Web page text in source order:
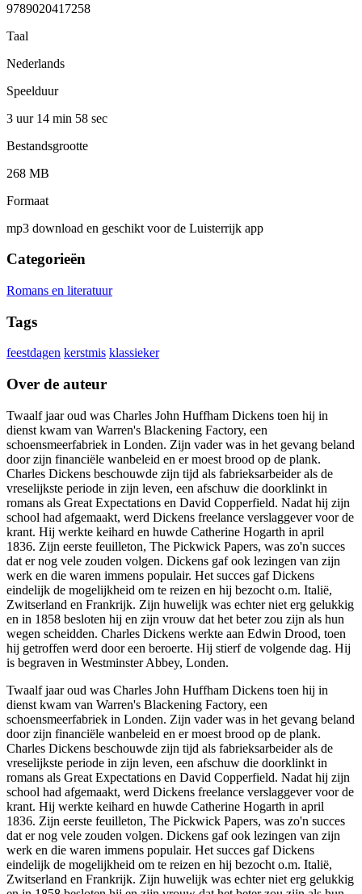
9789020417258
Taal
Nederlands
Speelduur
3 uur 14 min 58 sec
Bestandsgrootte
268 MB
Formaat
mp3 download en geschikt voor de Luisterrijk app
Categorieën
Romans en literatuur
Tags
feestdagen kerstmis klassieker
Over de auteur
Twaalf jaar oud was Charles John Huffham Dickens toen hij in
dienst kwam van Warren's Blackening Factory, een
schoensmeerfabriek in Londen. Zijn vader was in het gevang beland
door zijn financiële wanbeleid en er moest brood op de plank.
Charles Dickens beschouwde zijn tijd als fabrieksarbeider als de
vreselijkste periode in zijn leven, een afschuw die doorklinkt in
romans als Great Expectations en David Copperfield. Nadat hij zijn
school had afgemaakt, werd Dickens freelance verslaggever voor de
krant. Hij werkte keihard en huwde Catherine Hogarth in april
1836. Zijn eerste feuilleton, The Pickwick Papers, was zo'n succes
dat er nog vele zouden volgen. Dickens gaf ook lezingen van zijn
werk en die waren immens populair. Het succes gaf Dickens
eindelijk de mogelijkheid om te reizen en hij bezocht o.m. Italië,
Zwitserland en Frankrijk. Zijn huwelijk was echter niet erg gelukkig
en in 1858 besloten hij en zijn vrouw dat het beter zou zijn als hun
wegen scheidden. Charles Dickens werkte aan Edwin Drood, toen
hij getroffen werd door een beroerte. Hij stierf de volgende dag. Hij
is begraven in Westminster Abbey, Londen.
Twaalf jaar oud was Charles John Huffham Dickens toen hij in
dienst kwam van Warren's Blackening Factory, een
schoensmeerfabriek in Londen. Zijn vader was in het gevang beland
door zijn financiële wanbeleid en er moest brood op de plank.
Charles Dickens beschouwde zijn tijd als fabrieksarbeider als de
vreselijkste periode in zijn leven, een afschuw die doorklinkt in
romans als Great Expectations en David Copperfield. Nadat hij zijn
school had afgemaakt, werd Dickens freelance verslaggever voor de
krant. Hij werkte keihard en huwde Catherine Hogarth in april
1836. Zijn eerste feuilleton, The Pickwick Papers, was zo'n succes
dat er nog vele zouden volgen. Dickens gaf ook lezingen van zijn
werk en die waren immens populair. Het succes gaf Dickens
eindelijk de mogelijkheid om te reizen en hij bezocht o.m. Italië,
Zwitserland en Frankrijk. Zijn huwelijk was echter niet erg gelukkig